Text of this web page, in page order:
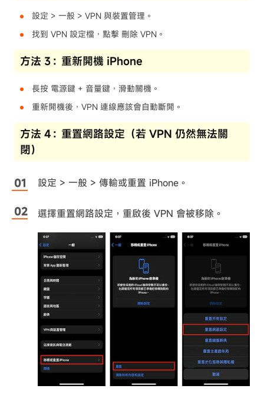
設定 > 一般 > VPN 與裝置管理。
找到 VPN 設定檔，點擊 刪除 VPN。
方法 3：重新開機 iPhone
長按 電源鍵 + 音量鍵，滑動關機。
重新開機後，VPN 連線應該會自動斷開。
方法 4：重置網路設定（若 VPN 仍然無法關
閉）
設定 > 一般 > 傳輸或重置 iPhone。
選擇重置網路設定，重啟後 VPN 會被移除。